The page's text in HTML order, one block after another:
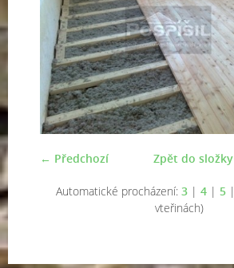
← Předchozí Zpět do složky
Automatické procházení: 3 | 4 | 5 |
vteřinách)